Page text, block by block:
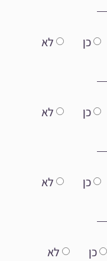
כן לא
כן לא
כן לא
כן לא